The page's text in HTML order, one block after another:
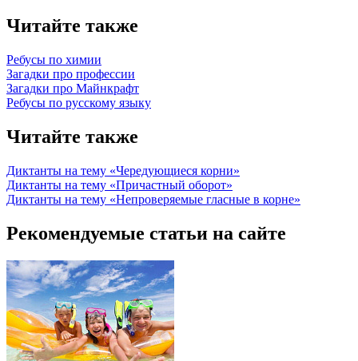
Читайте также
Ребусы по химии
Загадки про профессии
Загадки про Майнкрафт
Ребусы по русскому языку
Читайте также
Диктанты на тему «Чередующиеся корни»
Диктанты на тему «Причастный оборот»
Диктанты на тему «Непроверяемые гласные в корне»
Рекомендуемые статьи на сайте